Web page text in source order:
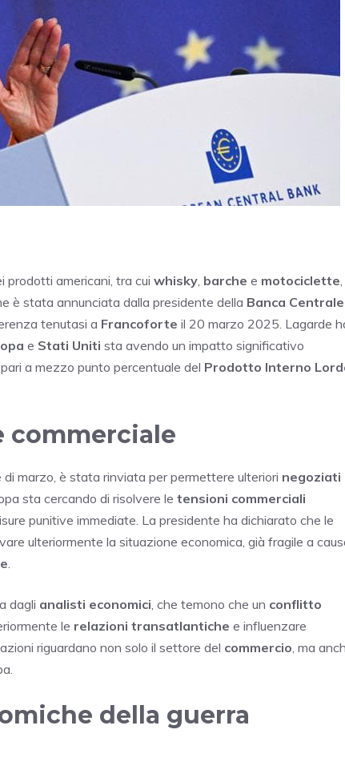
prodotti americani, tra cui whisky barche e motociclette
è stata annunciata dalla presidente della Banca Centrale
tenutasi a Francoforte il 20 marzo 2025. Lagarde
e Stati Uniti sta avendo un impatto significativo
a mezzo punto percentuale del Prodotto Interno
commerciale
marzo, è stata rinviata per permettere ulteriori negoziati
sta cercando di risolvere le tensioni commerciali
punitive immediate. La presidente ha dichiarato che le
ulteriormente la situazione economica, già fragile a
dagli analisti economici , che temono che un conflitto
le relazioni transatlantiche e influenzare
riguardano non solo il settore del commercio , ma
della guerra